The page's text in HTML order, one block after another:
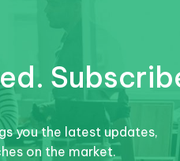
you the latest updates,
on the market.